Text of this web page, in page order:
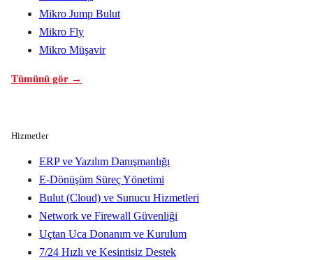
Mikro Jump Bulut
Mikro Fly
Mikro Müşavir
Tümünü gör →
Hizmetler
ERP ve Yazılım Danışmanlığı
E-Dönüşüm Süreç Yönetimi
Bulut (Cloud) ve Sunucu Hizmetleri
Network ve Firewall Güvenliği
Uçtan Uca Donanım ve Kurulum
7/24 Hızlı ve Kesintisiz Destek